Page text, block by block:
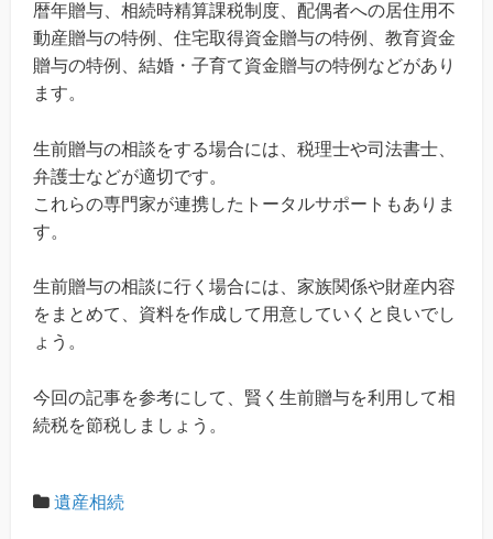
暦年贈与、相続時精算課税制度、配偶者への居住用不
動産贈与の特例、住宅取得資金贈与の特例、教育資金
贈与の特例、結婚・子育て資金贈与の特例などがあり
ます。
生前贈与の相談をする場合には、税理士や司法書士、
弁護士などが適切です。
これらの専門家が連携したトータルサポートもありま
す。
生前贈与の相談に行く場合には、家族関係や財産内容
をまとめて、資料を作成して用意していくと良いでし
ょう。
今回の記事を参考にして、賢く生前贈与を利用して相
続税を節税しましょう。
遺産相続